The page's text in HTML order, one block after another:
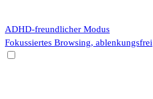
ADHD-freundlicher Modus
Fokussiertes Browsing, ablenkungsfrei